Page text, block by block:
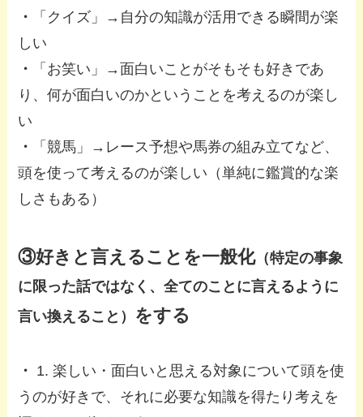
・
「クイズ」→自分の知識が活用できる瞬間が楽
しい
・
「お笑い」→面白いことがそもそも好きであ
り、何が面白いのかということを考えるのが楽し
い
・
「競馬」→レース予想や馬券の組み立てなど、
頭を使って考えるのが楽しい（単純に鑑賞的な楽
しさもある）
③好きと言えることを一般化（特定の事象
に限った話ではなく、全てのことに言えるように
言い換えること） をする
・ 1. 楽しい・面白いと思える対象について頭を使
うのが好きで、それに必要な知識を得たり考えを